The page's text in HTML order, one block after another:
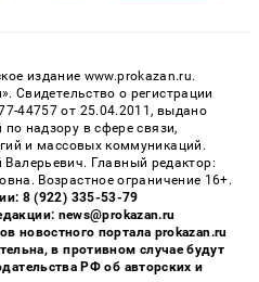
издание www.prokazan.ru.
Cвидетельство о регистрации
44757 от 25.04.2011, выдано
надзору в сфере связи,
и массовых коммуникаций.
Главный редактор:
Возрастное ограничение 16+.
8 (922) 335-53-79
news@prokazan.ru
новостного портала prokazan.ru
в противном случае будут
РФ об авторских и